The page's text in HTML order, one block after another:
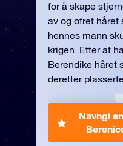
for å skape
av og ofret håret
hennes mann
krigen. Etter at
Berendike håret
deretter
Navngi